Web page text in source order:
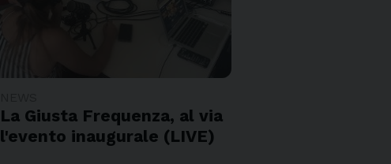
La Giusta Frequenza, al via
l'evento inaugurale (LIVE)